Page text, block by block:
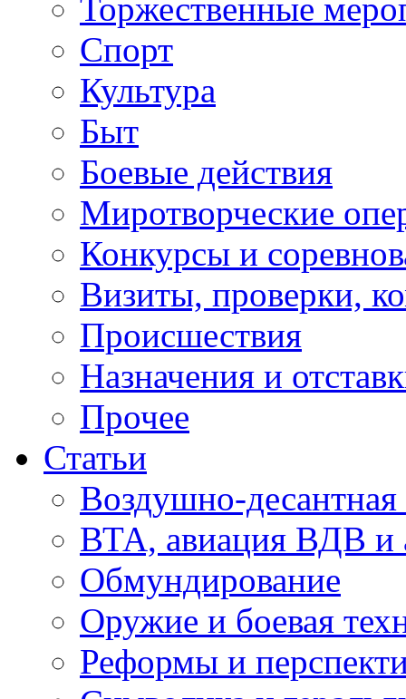
Торжественные
Спорт
Культура
Быт
Боевые действия
Миротворческие
Конкурсы и
Визиты, проверки,
Происшествия
Назначения и
Прочее
Статьи
Воздушно-десантная
ВТА, авиация ВДВ и
Обмундирование
Оружие и боевая
Реформы и